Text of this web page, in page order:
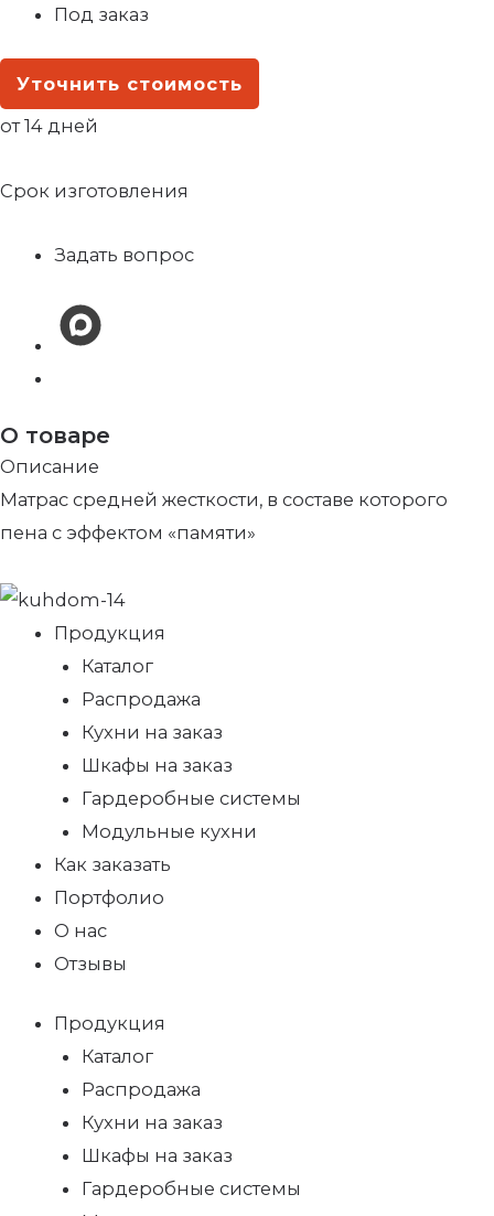
Под заказ
Уточнить стоимость
от 14 дней
Срок изготовления
Задать вопрос
О товаре
Описание
Матрас средней жесткости, в составе которого
пена с эффектом «памяти»
Продукция
Каталог
Распродажа
Кухни на заказ
Шкафы на заказ
Гардеробные системы
Модульные кухни
Как заказать
Портфолио
О нас
Отзывы
Продукция
Каталог
Распродажа
Кухни на заказ
Шкафы на заказ
Гардеробные системы